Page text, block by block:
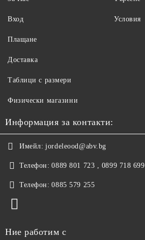
Вход Условия
Плащане
Доставка
Таблици с размери
Физически магазини
Информация за контакти:
Имейл: jordeleood@abv.bg
Телефон: 0889 801 723 , 0899 718 699
Телефон: 0885 579 255
Ние работим с